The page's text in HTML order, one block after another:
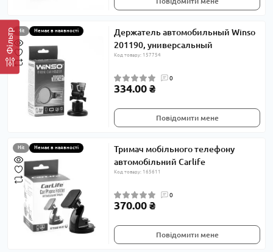
Фільтр Hit Немає в наявності
Держатель автомобильный Winso
201190, универсальный
Код товару: 157754
0
334.00 ₴
Повідомити мене
Hit Немає в наявності
Тримач мобільного телефону
автомобільний Carlife
Код товару: 165611
0
370.00 ₴
Повідомити мене